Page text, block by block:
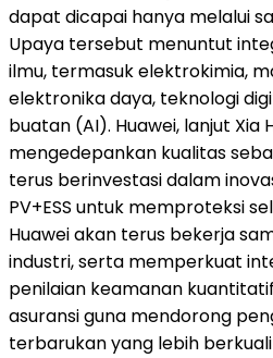
dapat dicapai hanya melalui
Upaya tersebut menuntut
ilmu, termasuk elektrokimia,
elektronika daya, teknologi
buatan (AI). Huawei, lanjut Xia
mengedepankan kualitas
terus berinvestasi dalam
PV+ESS untuk memproteksi
Huawei akan terus bekerja
industri, serta memperkuat
penilaian keamanan
asuransi guna mendorong
terbarukan yang lebih